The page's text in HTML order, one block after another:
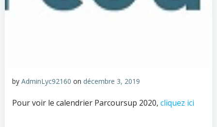
by AdminLyc92160 on décembre 3, 2019
Pour voir le calendrier Parcoursup 2020, cliquez ici